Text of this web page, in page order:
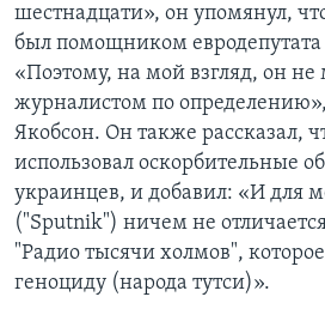
шестнадцати», он упомянул,
был помощником
«Поэтому, на мой взгляд, он
журналистом по
Якобсон. Он также рассказал,
использовал оскорбительные
украинцев, и добавил: «И для
("Sputnik") ничем не
"Радио тысячи холмов",
геноциду (народа тутси)».